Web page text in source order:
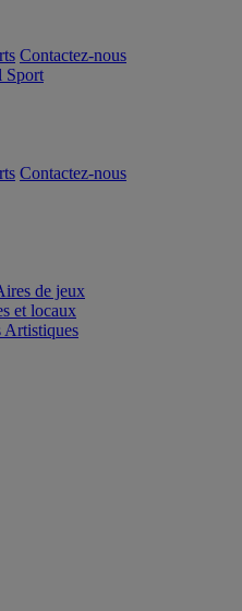
Contactez-nous
Contactez-nous
de jeux
et locaux
Artistiques